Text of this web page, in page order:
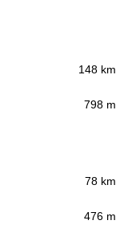
148 km
798 m
78 km
476 m